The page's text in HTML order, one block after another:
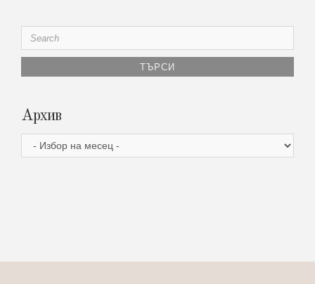
Search
for:
Архив
Архив